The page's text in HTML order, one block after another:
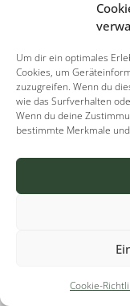
Um dir ein optimales
Cookies, um
zuzugreifen. Wenn du
wie das Surfverhalten
Wenn du deine
bestimmte Merkmale
Cookie-